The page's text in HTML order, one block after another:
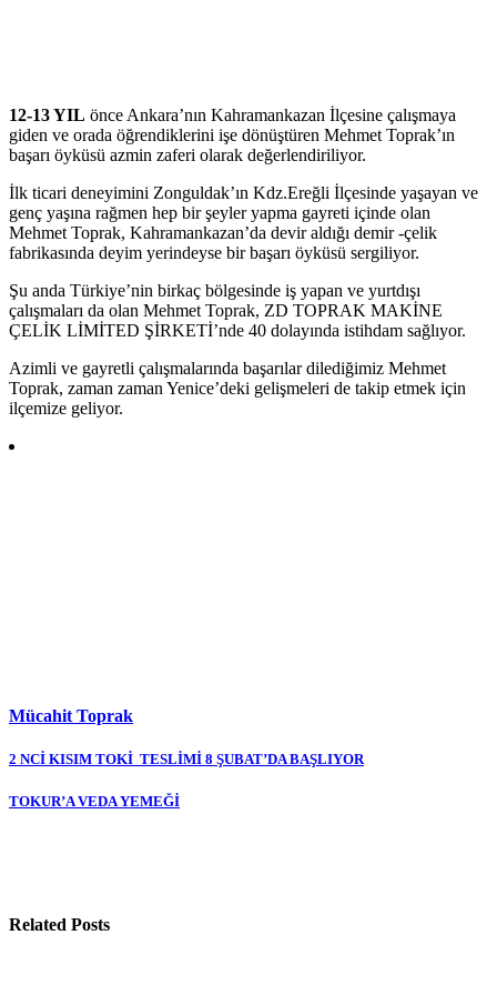
12-13 YIL önce Ankara’nın Kahramankazan İlçesine çalışmaya
giden ve orada öğrendiklerini işe dönüştüren Mehmet Toprak’ın
başarı öyküsü azmin zaferi olarak değerlendiriliyor.
İlk ticari deneyimini Zonguldak’ın Kdz.Ereğli İlçesinde yaşayan ve
genç yaşına rağmen hep bir şeyler yapma gayreti içinde olan
Mehmet Toprak, Kahramankazan’da devir aldığı demir -çelik
fabrikasında deyim yerindeyse bir başarı öyküsü sergiliyor.
Şu anda Türkiye’nin birkaç bölgesinde iş yapan ve yurtdışı
çalışmaları da olan Mehmet Toprak, ZD TOPRAK MAKİNE
ÇELİK LİMİTED ŞİRKETİ’nde 40 dolayında istihdam sağlıyor.
Azimli ve gayretli çalışmalarında başarılar dilediğimiz Mehmet
Toprak, zaman zaman Yenice’deki gelişmeleri de takip etmek için
ilçemize geliyor.
Mücahit Toprak
Yazı
gezinmesi
2 NCİ KISIM TOKİ TESLİMİ 8 ŞUBAT’DA BAŞLIYOR
TOKUR’A VEDA YEMEĞİ
Related Posts